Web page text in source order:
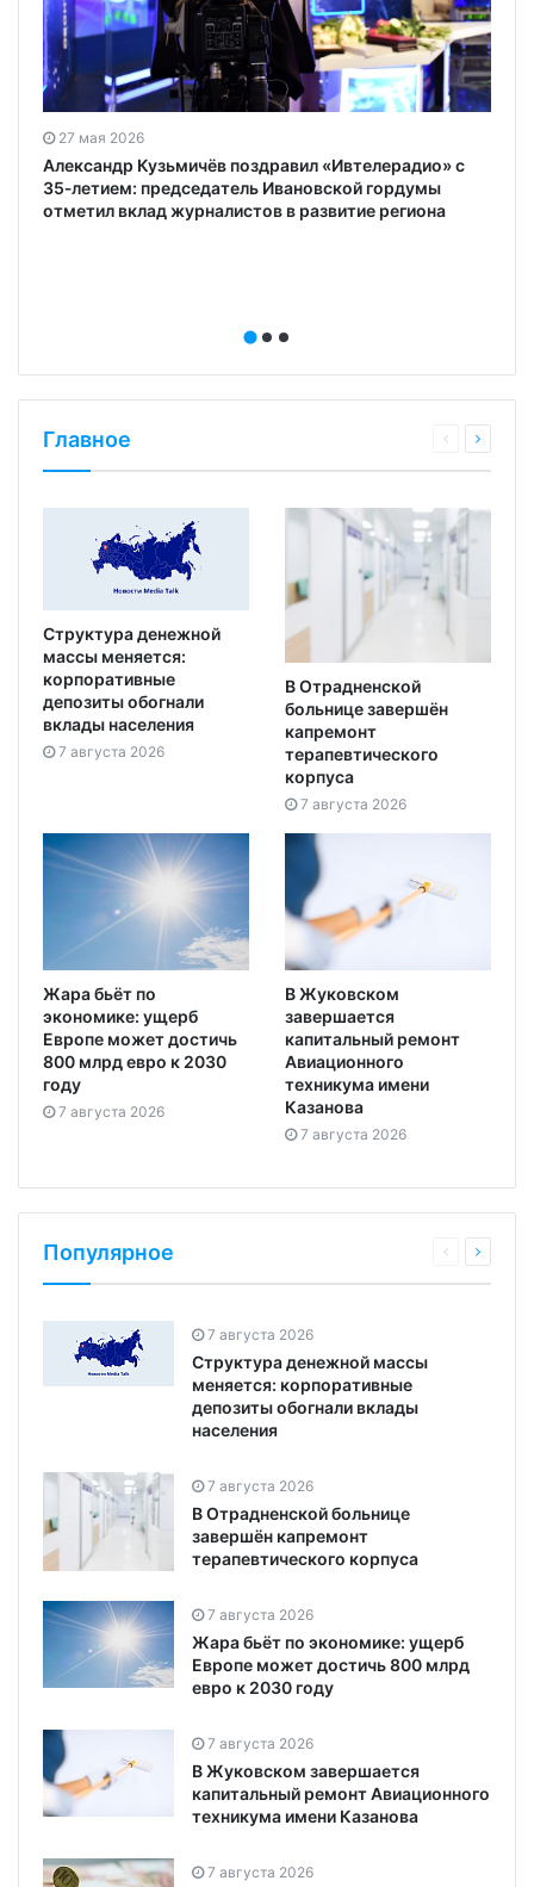
27 мая 2026
Александр Кузьмичёв поздравил «Ивтелерадио» с
35‑летием: председатель Ивановской гордумы
отметил вклад журналистов в развитие региона
Главное
Структура денежной
массы меняется:
корпоративные
депозиты обогнали
вклады населения
7 августа 2026
В Отрадненской
больнице завершён
капремонт
терапевтического
корпуса
7 августа 2026
Жара бьёт по
экономике: ущерб
Европе может достичь
800 млрд евро к 2030
году
7 августа 2026
В Жуковском
завершается
капитальный ремонт
Авиационного
техникума имени
Казанова
7 августа 2026
Популярное
7 августа 2026
Структура денежной массы
меняется: корпоративные
депозиты обогнали вклады
населения
7 августа 2026
В Отрадненской больнице
завершён капремонт
терапевтического корпуса
7 августа 2026
Жара бьёт по экономике: ущерб
Европе может достичь 800 млрд
евро к 2030 году
7 августа 2026
В Жуковском завершается
капитальный ремонт Авиационного
техникума имени Казанова
7 августа 2026